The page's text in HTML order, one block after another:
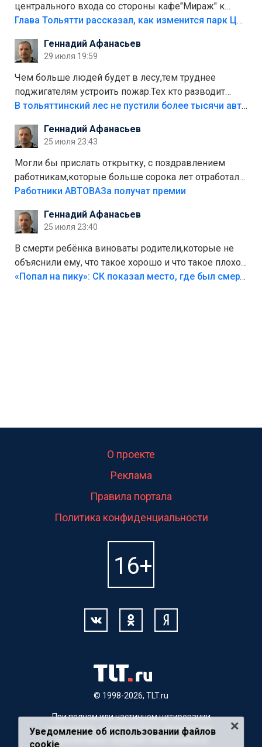
центрального входа со стороны кафе"Мираж" к
аттракционам слабо доделать?А то бордюры
лежала в парке и испортилась.Да еще,видимо,часть
украли.
Глава Тольятти рассказал, как изменится парк Центрального района
Геннадий Афанасьев
29 июля 19:59
Чем больше людей будет в лесу,тем труднее
поджигателям устроить пожар.Тех кто разводит
костры,тех надо безбожно штрафовать.Камер полно
Штрафы мизерные.
В тольяттинский лес не пустили более тысячи автомобилей
Геннадий Афанасьев
25 июля 23:43
Могли бы прислать открытку, с поздравлением
работникам,которые больше сорока лет отработали
на предприятии.
Работники АВТОВАЗа получат премии
Геннадий Афанасьев
25 июля 23:40
В смерти ребёнка виноваты родители,которые не
объяснили ему, что такое хорошо и что такое плохо!
Лезть через такой забор,верх безумия,есть же
«Попал на пику»: СК показал место, где был смертельно травмирован ребенок в Тольятти
© 1998-2026, TLT.ru
О проекте
Реклама
Правила портала
Политика конфиденциальности
При полном или частичном цитировании
материалов, ссылка на TLT.ru обязательна.
Для Интернет-изданий гиперссылка на
Уведомление об использовании файлов
cookie